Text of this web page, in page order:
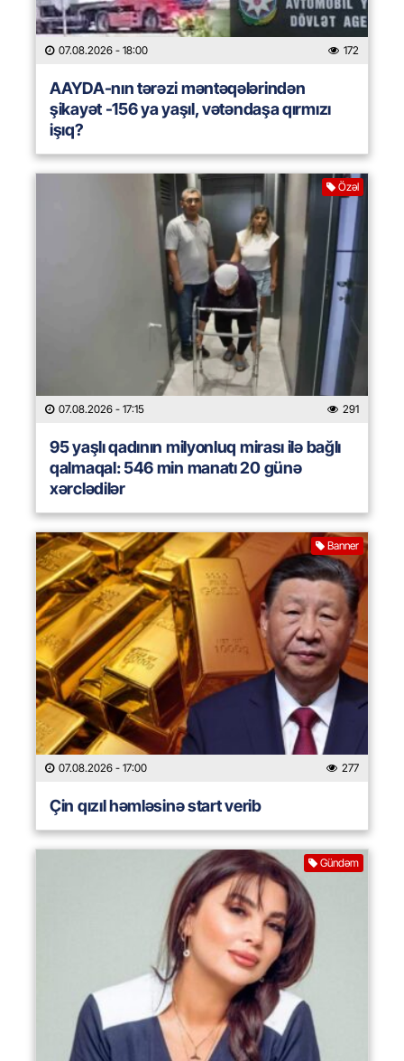
07.08.2026 - 18:00 172
AAYDA-nın tərəzi məntəqələrindən
şikayət -156 ya yaşıl, vətəndaşa qırmızı
işıq?
Özəl
07.08.2026 - 17:15 291
95 yaşlı qadının milyonluq mirası ilə bağlı
qalmaqal: 546 min manatı 20 günə
xərclədilər
Banner
07.08.2026 - 17:00 277
Çin qızıl həmləsinə start verib
Gündəm